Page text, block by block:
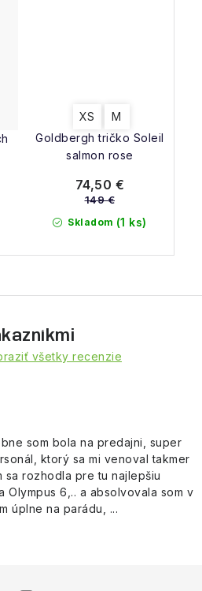
Goldbergh tričko Soleil
salmon rose
XS M
Skladom (1 ks)
74,50 €
149 €
všetky recenzie
som bola na predajni, super
ktorý sa mi venoval takmer
sa rozhodla pre tu najlepšiu
6,.. a absolvovala som v
úplne na parádu, ...